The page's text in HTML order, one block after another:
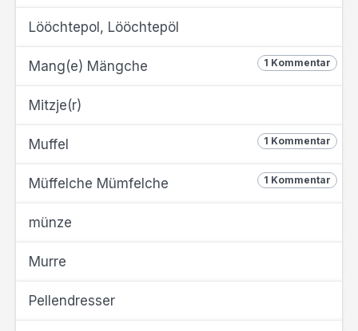
Lööchtepol, Lööchtepöl
1 Kommentar
Mang(e) Mängche
Mitzje(r)
1 Kommentar
Muffel
1 Kommentar
Müffelche Mümfelche
münze
Murre
Pellendresser